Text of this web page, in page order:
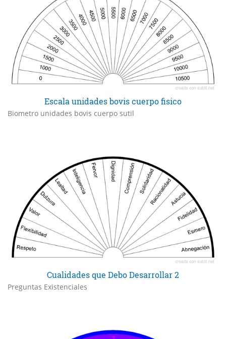
Escala unidades bovis cuerpo fisico
Biometro unidades bovis cuerpo sutil
Cualidades que Debo Desarrollar 2
Preguntas Existenciales